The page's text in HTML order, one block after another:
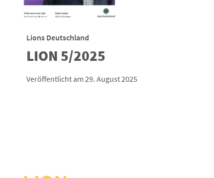
Lions Deutschland
LION 5/2025
Veröffentlicht am 29. August 2025